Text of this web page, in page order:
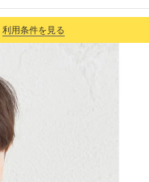
利用条件を見る